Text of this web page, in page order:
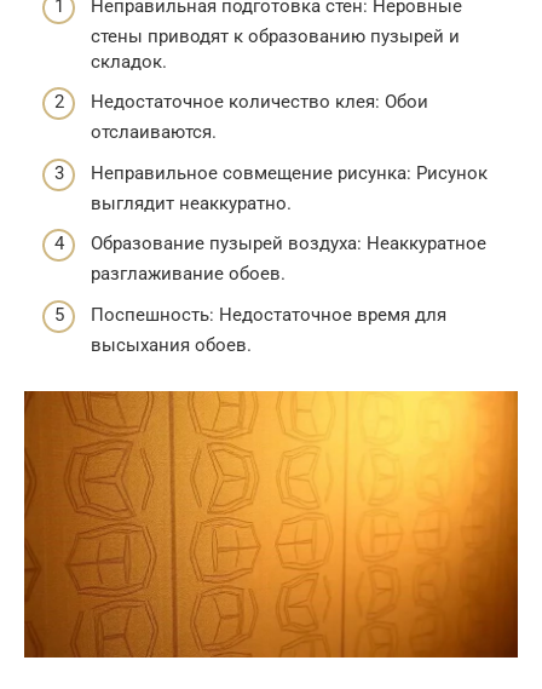
Неправильная подготовка стен: Неровные
стены приводят к образованию пузырей и
складок.
Недостаточное количество клея: Обои
отслаиваются.
Неправильное совмещение рисунка: Рисунок
выглядит неаккуратно.
Образование пузырей воздуха: Неаккуратное
разглаживание обоев.
Поспешность: Недостаточное время для
высыхания обоев.